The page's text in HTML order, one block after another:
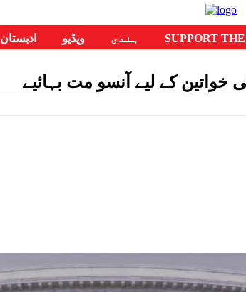
ادبستان ویڈیو ہندی SUPPORT
کے لیے آنسو مت بہائیے